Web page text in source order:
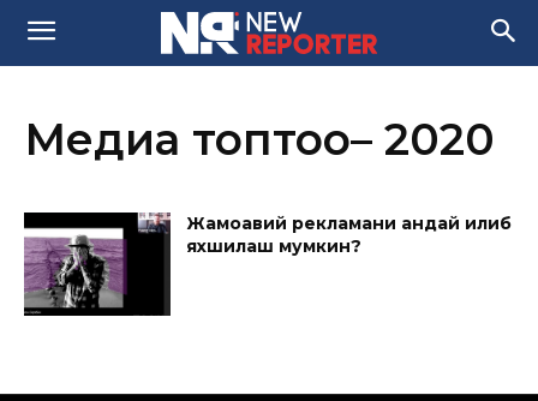
Медиа топтоо– 2020
Жамоавий рекламани қандай қилиб
яхшилаш мумкин?